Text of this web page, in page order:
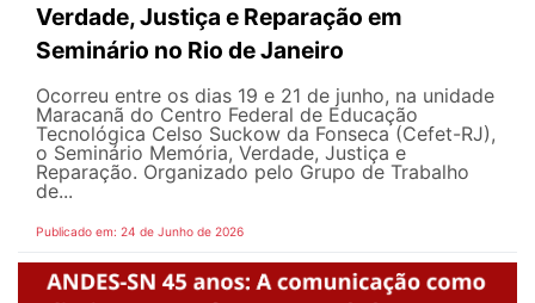
Verdade, Justiça e Reparação em
Seminário no Rio de Janeiro
Ocorreu entre os dias 19 e 21 de junho, na unidade
Maracanã do Centro Federal de Educação
Tecnológica Celso Suckow da Fonseca (Cefet-RJ),
o Seminário Memória, Verdade, Justiça e
Reparação. Organizado pelo Grupo de Trabalho
de...
Publicado em: 24 de Junho de 2026